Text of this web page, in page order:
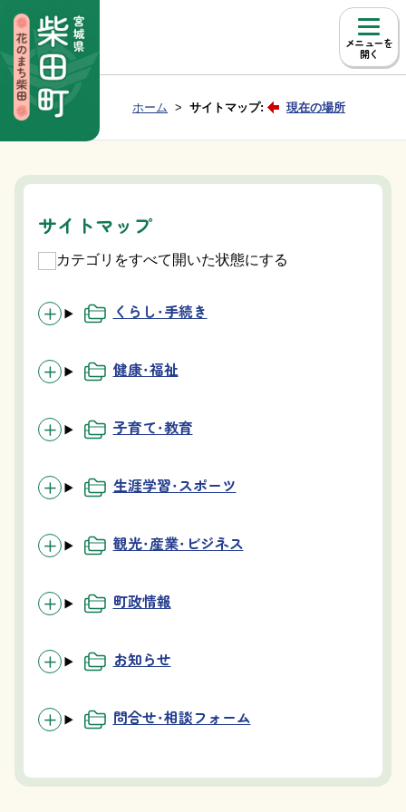
メニュー
Group NAV 現在位置：
ホーム サイトマップ: 現在の場所
サイトマップ
カテゴリをすべて開いた状態にする
くらし・手続き
健康・福祉
子育て・教育
生涯学習・スポーツ
観光・産業・ビジネス
町政情報
お知らせ
問合せ・相談フォーム